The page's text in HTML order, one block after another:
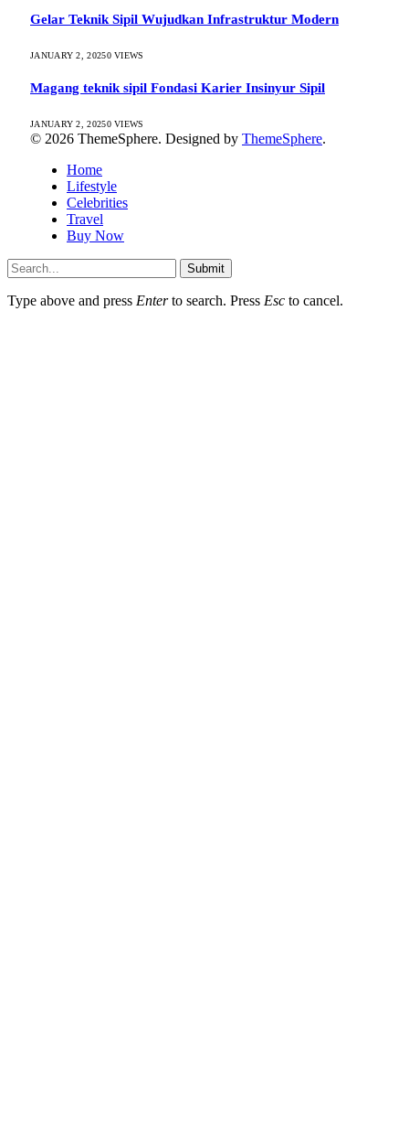
Gelar Teknik Sipil Wujudkan Infrastruktur Modern
JANUARY 2, 20250VIEWS
Magang teknik sipil Fondasi Karier Insinyur Sipil
JANUARY 2, 20250VIEWS
© 2026 ThemeSphere. Designed by ThemeSphere.
Home
Lifestyle
Celebrities
Travel
Buy Now
Submit
Type above and press Enterto search. Press Esc to cancel.